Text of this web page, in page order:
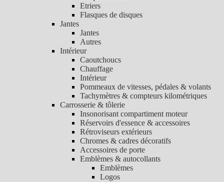
Etriers
Flasques de disques
Jantes
Jantes
Autres
Intérieur
Caoutchoucs
Chauffage
Intérieur
Pommeaux de vitesses, pédales & volants
Tachymètres & compteurs kilométriques
Carrosserie & tôlerie
Insonorisant compartiment moteur
Réservoirs d'essence & accessoires
Rétroviseurs extérieurs
Chromes & cadres décoratifs
Accessoires de porte
Emblèmes & autocollants
Emblèmes
Logos